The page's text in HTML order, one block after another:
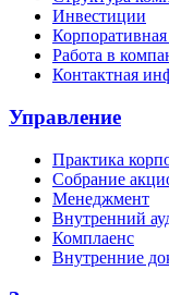
Инвестиции
Корпоративная
Работа в
Контактная
Управление
Практика
Собрание
Менеджмент
Внутренний
Комплаенс
Внутренние